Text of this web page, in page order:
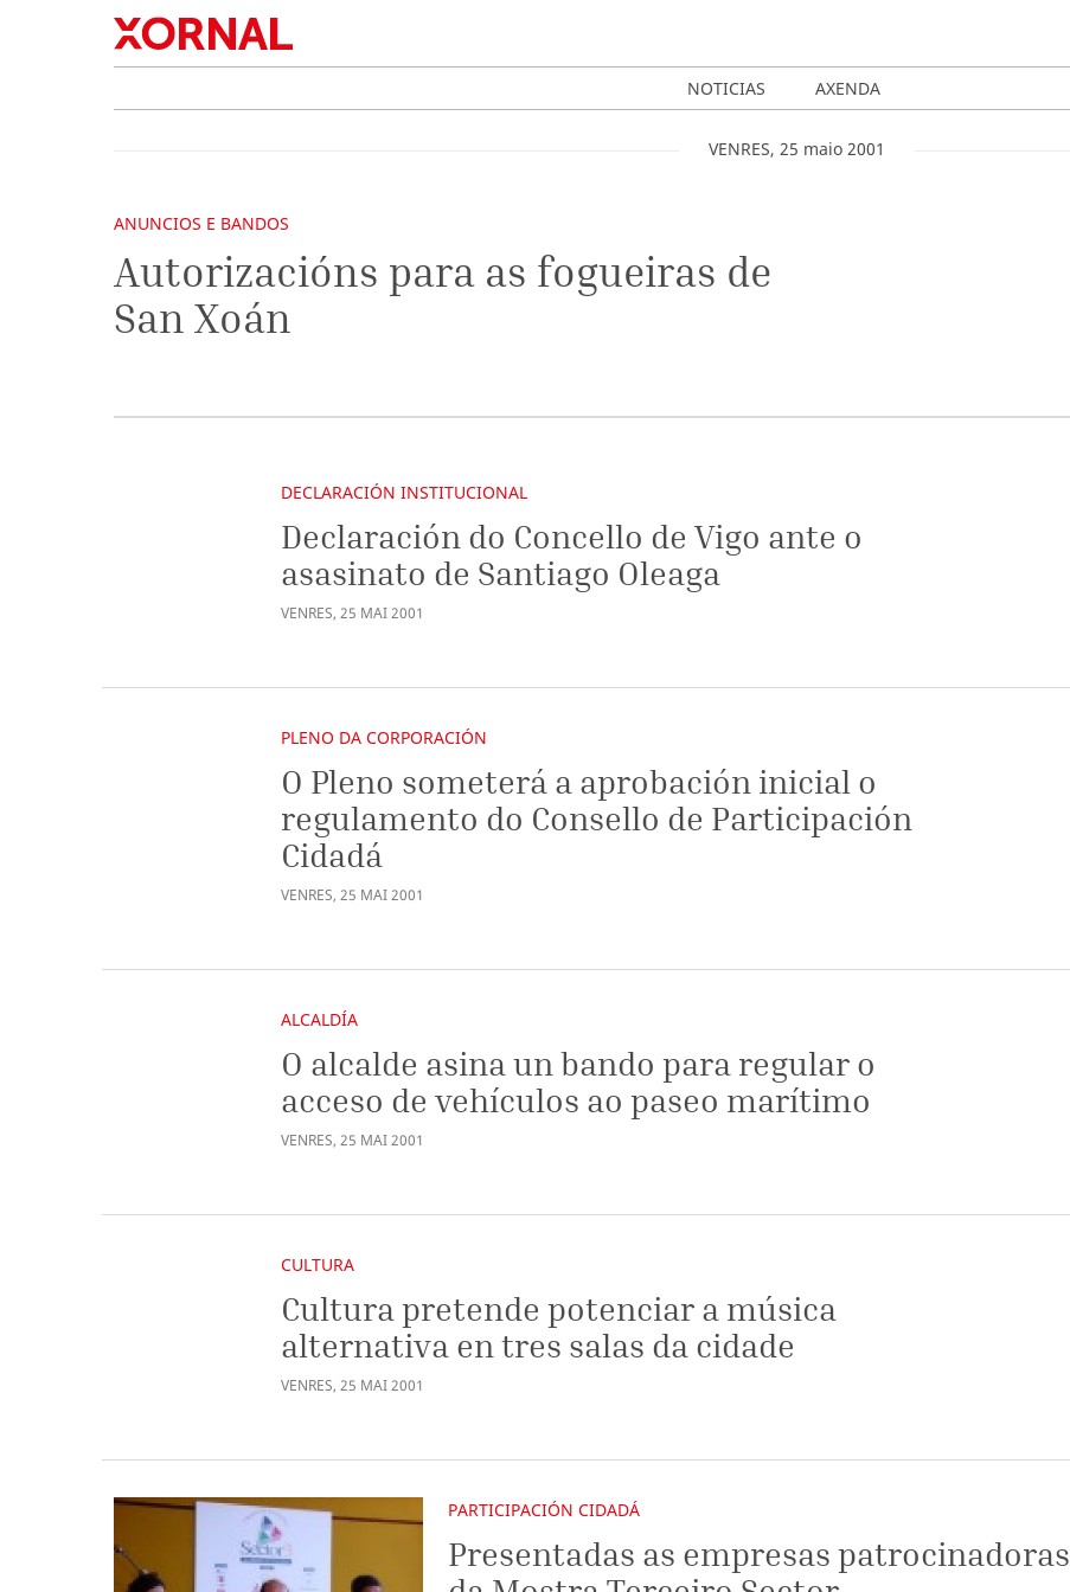
NOTICIAS AXENDA
VENRES, 25 maio 2001
ANUNCIOS E BANDOS
Autorizacións para as fogueiras de
San Xoán
DECLARACIÓN INSTITUCIONAL
Declaración do Concello de Vigo ante o
asasinato de Santiago Oleaga
VENRES,25 MAI2001
PLENO DA CORPORACIÓN
O Pleno someterá a aprobación inicial o
regulamento do Consello de Participación
Cidadá
VENRES,25 MAI2001
ALCALDÍA
O alcalde asina un bando para regular o
acceso de vehículos ao paseo marítimo
VENRES,25 MAI2001
CULTURA
Cultura pretende potenciar a música
alternativa en tres salas da cidade
VENRES,25 MAI2001
PARTICIPACIÓN CIDADÁ
Presentadas as empresas patrocinadoras